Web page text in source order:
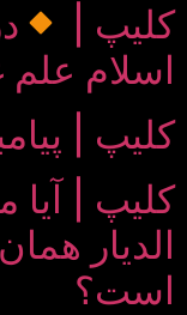
کلیپ |
اسلام علم
کلیپ |
کلیپ | آیا
الدیار
است؟